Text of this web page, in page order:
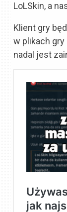
LoLSkin, a
Klient gry
w plikach gry
nadal jest